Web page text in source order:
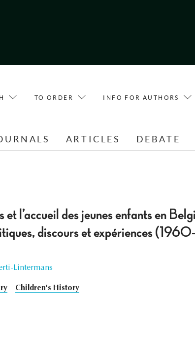
TO ORDER INFO FOR AUTHORS
ARTICLES DEBATE
et l’accueil des jeunes enfants en
discours et expériences
Lintermans
Children's History